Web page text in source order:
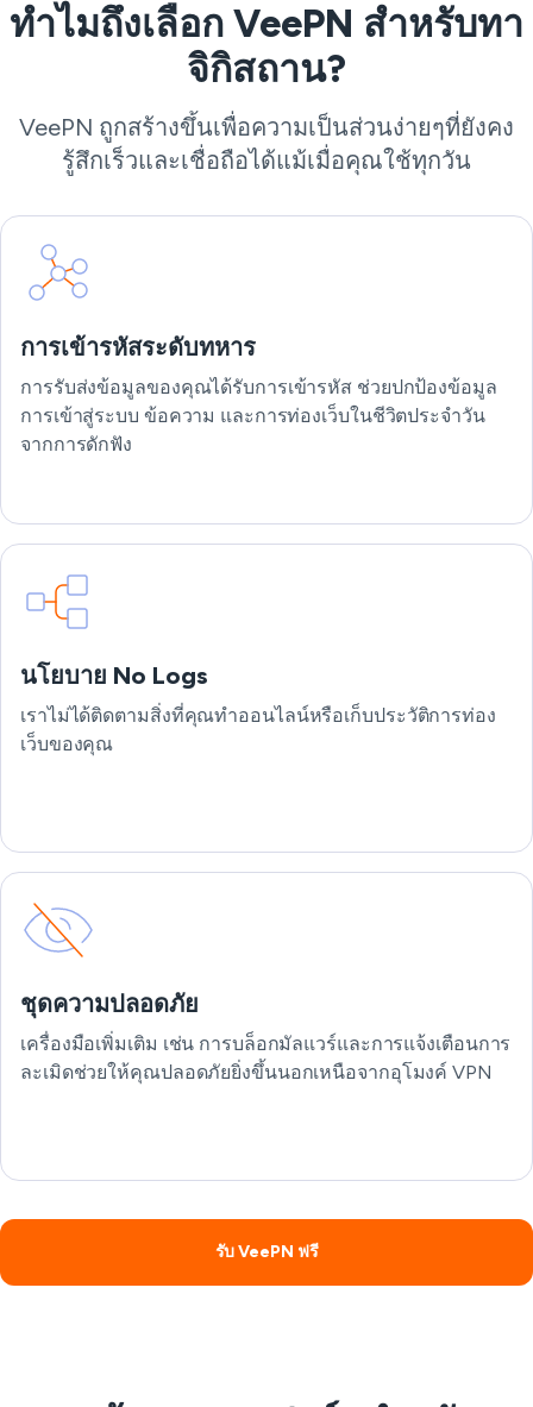
ทำไมถึงเลือก VeePN สำหรับทา
จิกิสถาน?
VeePN ถูกสร้างขึ้นเพื่อความเป็นส่วนง่ายๆที่ยังคง
รู้สึกเร็วและเชื่อถือได้แม้เมื่อคุณใช้ทุกวัน
การเข้ารหัสระดับทหาร
การรับส่งข้อมูลของคุณได้รับการเข้ารหัส ช่วยปกป้องข้อมูล
การเข้าสู่ระบบ ข้อความ และการท่องเว็บในชีวิตประจำวัน
จากการดักฟัง
นโยบาย No Logs
เราไม่ได้ติดตามสิ่งที่คุณทำออนไลน์หรือเก็บประวัติการท่อง
เว็บของคุณ
ชุดความปลอดภัย
เครื่องมือเพิ่มเติม เช่น การบล็อกมัลแวร์และการแจ้งเตือนการ
ละเมิดช่วยให้คุณปลอดภัยยิ่งขึ้นนอกเหนือจากอุโมงค์ VPN
รับ VeePN ฟรี